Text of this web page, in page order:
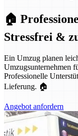
🏠
Stressfrei &
Ein Umzug planen
Umzugsunternehmen
Professionelle
Lieferung. 🏠
Angebot anfordern